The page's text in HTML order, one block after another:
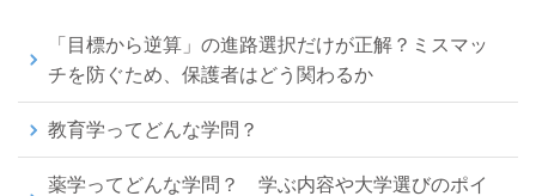
「目標から逆算」の進路選択だけが正解？ミスマッ
チを防ぐため、保護者はどう関わるか
教育学ってどんな学問？
薬学ってどんな学問？ 学ぶ内容や大学選びのポイ